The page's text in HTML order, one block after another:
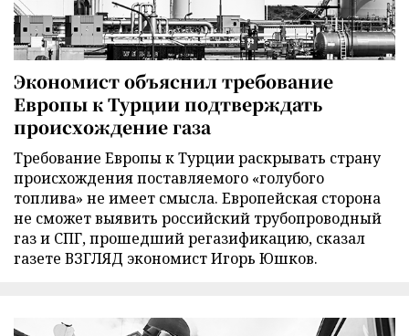
Экономист объяснил требование
Европы к Турции подтверждать
происхождение газа
Требование Европы к Турции раскрывать страну
происхождения поставляемого «голубого
топлива» не имеет смысла. Европейская сторона
не сможет выявить российский трубопроводный
газ и СПГ, прошедший регазификацию, сказал
газете ВЗГЛЯД экономист Игорь Юшков.